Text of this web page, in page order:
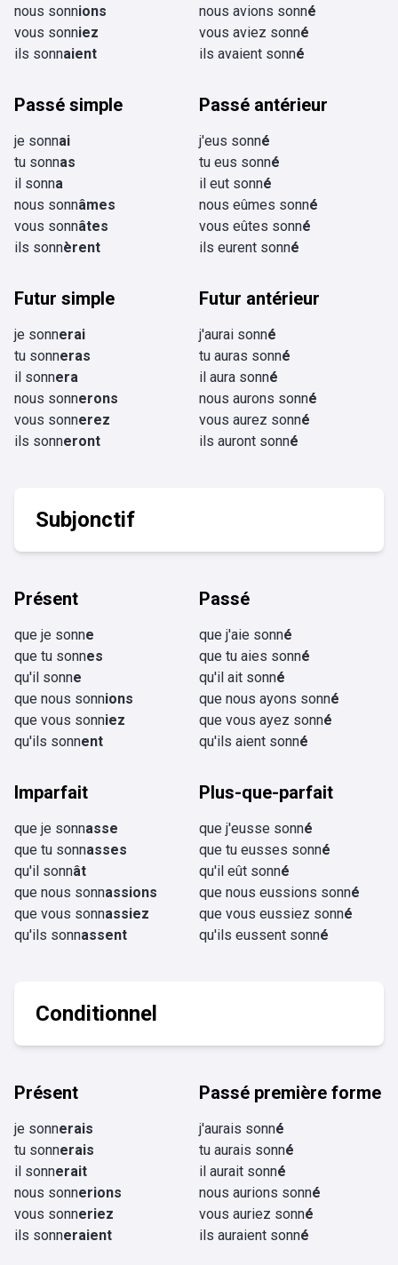
nous sonnions
vous sonniez
ils sonnaient
nous avions sonné
vous aviez sonné
ils avaient sonné
Passé simple
je sonnai
tu sonnas
il sonna
nous sonnâmes
vous sonnâtes
ils sonnèrent
Passé antérieur
j'eus sonné
tu eus sonné
il eut sonné
nous eûmes sonné
vous eûtes sonné
ils eurent sonné
Futur simple
je sonnerai
tu sonneras
il sonnera
nous sonnerons
vous sonnerez
ils sonneront
Futur antérieur
j'aurai sonné
tu auras sonné
il aura sonné
nous aurons sonné
vous aurez sonné
ils auront sonné
Subjonctif
Présent
que je sonne
que tu sonnes
qu'il sonne
que nous sonnions
que vous sonniez
qu'ils sonnent
Passé
que j'aie sonné
que tu aies sonné
qu'il ait sonné
que nous ayons sonné
que vous ayez sonné
qu'ils aient sonné
Imparfait
que je sonnasse
que tu sonnasses
qu'il sonnât
que nous sonnassions
que vous sonnassiez
qu'ils sonnassent
Plus-que-parfait
que j'eusse sonné
que tu eusses sonné
qu'il eût sonné
que nous eussions sonné
que vous eussiez sonné
qu'ils eussent sonné
Conditionnel
Présent
je sonnerais
tu sonnerais
il sonnerait
nous sonnerions
vous sonneriez
ils sonneraient
Passé première forme
j'aurais sonné
tu aurais sonné
il aurait sonné
nous aurions sonné
vous auriez sonné
ils auraient sonné